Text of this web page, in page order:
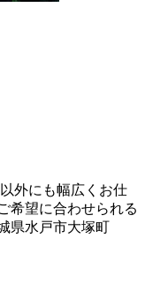
外にも幅広くお仕
希望に合わせられる
県水戸市大塚町